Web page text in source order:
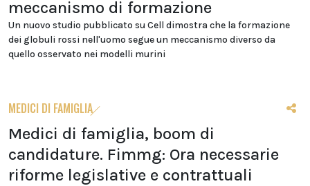
meccanismo di formazione
Un nuovo studio pubblicato su Cell dimostra che la formazione
dei globuli rossi nell'uomo segue un meccanismo diverso da
quello osservato nei modelli murini
MEDICI DI FAMIGLIA
Medici di famiglia, boom di
candidature. Fimmg: Ora necessarie
riforme legislative e contrattuali